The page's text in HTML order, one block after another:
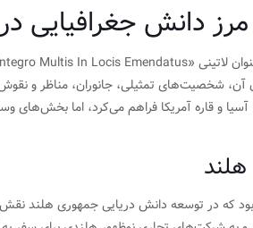
دانش جغرافیایی
آن، شخصیت‌های تمثیلی، جانوران، مناظر و
آسیا و قاره آمریکا فراهم می‌کرد، اما بخش‌های
که در توسعه دانش دریایی جمهوری هلند